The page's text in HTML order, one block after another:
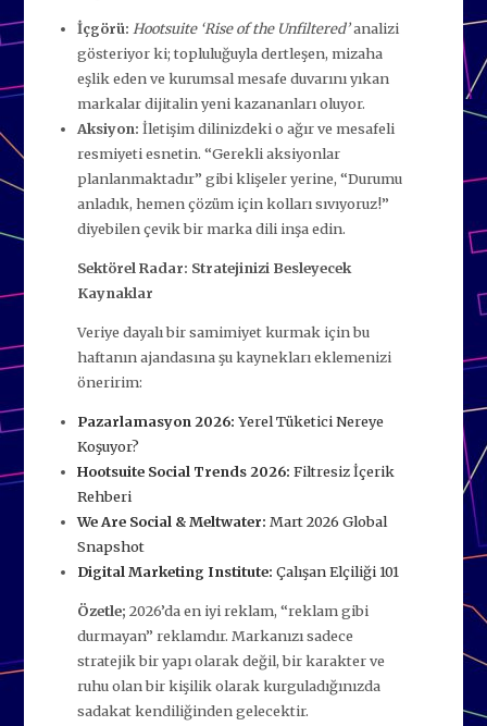
İçgörü: Hootsuite ‘Rise of the Unfiltered’analizi
gösteriyor ki; topluluğuyla dertleşen, mizaha
eşlik eden ve kurumsal mesafe duvarını yıkan
markalar dijitalin yeni kazananları oluyor.
Aksiyon: İletişim dilinizdeki o ağır ve mesafeli
resmiyeti esnetin. “Gerekli aksiyonlar
planlanmaktadır” gibi klişeler yerine, “Durumu
anladık, hemen çözüm için kolları sıvıyoruz!”
diyebilen çevik bir marka dili inşa edin.
Sektörel Radar: Stratejinizi Besleyecek
Kaynaklar
Veriye dayalı bir samimiyet kurmak için bu
haftanın ajandasına şu kaynekları eklemenizi
öneririm:
Pazarlamasyon 2026: Yerel Tüketici Nereye
Koşuyor?
Hootsuite Social Trends 2026: Filtresiz İçerik
Rehberi
We Are Social & Meltwater: Mart 2026 Global
Snapshot
Digital Marketing Institute: Çalışan Elçiliği 101
Özetle; 2026’da en iyi reklam, “reklam gibi
durmayan” reklamdır. Markanızı sadece
stratejik bir yapı olarak değil, bir karakter ve
ruhu olan bir kişilik olarak kurguladığınızda
sadakat kendiliğinden gelecektir.